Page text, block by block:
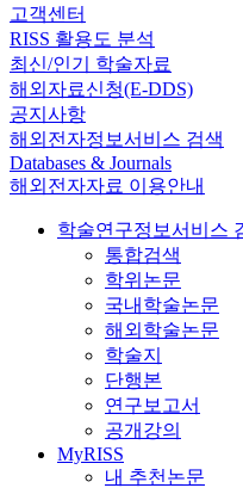
고객센터
RISS 활용도 분석
최신/인기 학술자료
해외자료신청(E-DDS)
공지사항
해외전자정보서비스 검색
Databases & Journals
해외전자자료 이용안내
학술연구정보서비스
통합검색
학위논문
국내학술논문
해외학술논문
학술지
단행본
연구보고서
공개강의
MyRISS
내 추천논문